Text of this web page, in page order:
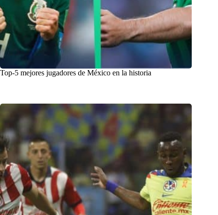
Top-5 mejores jugadores de México en la historia